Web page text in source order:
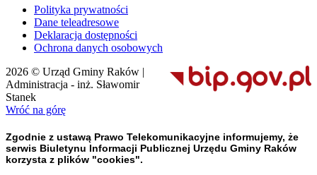
Polityka prywatności
Dane teleadresowe
Deklaracja dostępności
Ochrona danych osobowych
2026 © Urząd Gminy Raków |
Administracja - inż. Sławomir
Stanek
Wróć na górę
Zgodnie z ustawą Prawo Telekomunikacyjne informujemy, że
serwis Biuletynu Informacji Publicznej Urzędu Gminy Raków
korzysta z plików "cookies".